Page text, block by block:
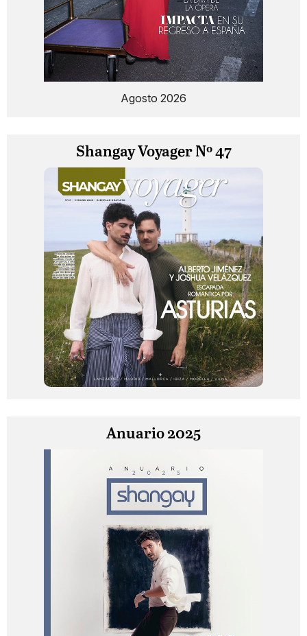
Agosto 2026
Shangay Voyager Nº 47
Anuario 2025